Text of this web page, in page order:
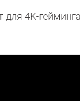
для 4K-